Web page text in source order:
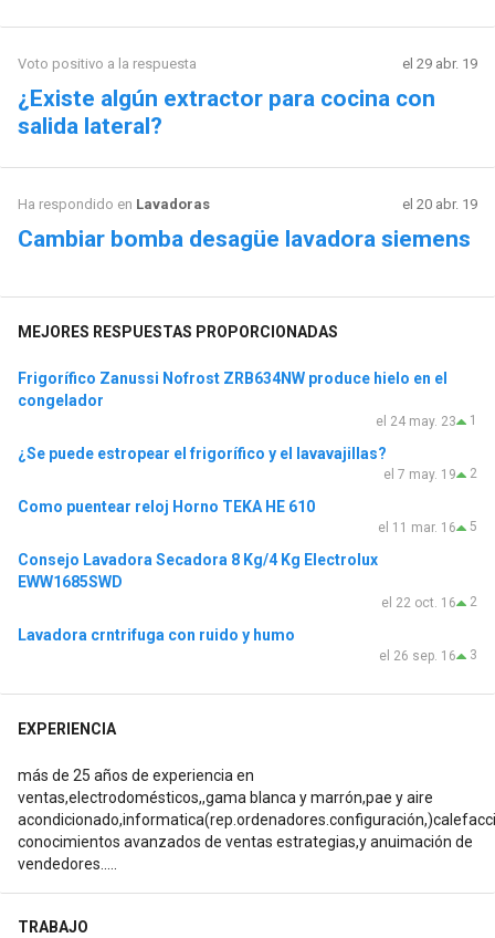
Voto positivo a la respuesta el 29 abr. 19
¿Existe algún extractor para cocina con
salida lateral?
Ha respondido en Lavadoras el 20 abr. 19
Cambiar bomba desagüe lavadora siemens
MEJORES RESPUESTAS PROPORCIONADAS
Frigorífico Zanussi Nofrost ZRB634NW produce hielo en el
congelador
1
el 24 may. 23
¿Se puede estropear el frigorífico y el lavavajillas?
2
el 7 may. 19
Como puentear reloj Horno TEKA HE 610
5
el 11 mar. 16
Consejo Lavadora Secadora 8 Kg/4 Kg Electrolux
EWW1685SWD
2
el 22 oct. 16
Lavadora crntrifuga con ruido y humo
3
el 26 sep. 16
EXPERIENCIA
más de 25 años de experiencia en
ventas,electrodomésticos,,gama blanca y marrón,pae y aire
conocimientos avanzados de ventas estrategias,y anuimación de
vendedores.....
TRABAJO